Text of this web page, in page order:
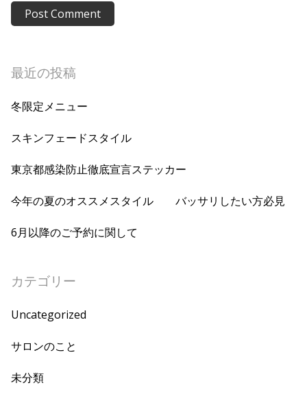
最近の投稿
冬限定メニュー
スキンフェードスタイル
東京都感染防止徹底宣言ステッカー
今年の夏のオススメスタイル バッサリしたい方必見
6月以降のご予約に関して
カテゴリー
Uncategorized
サロンのこと
未分類